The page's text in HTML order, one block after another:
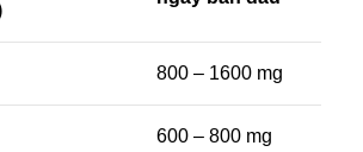
800 – 1600 mg
600 – 800 mg